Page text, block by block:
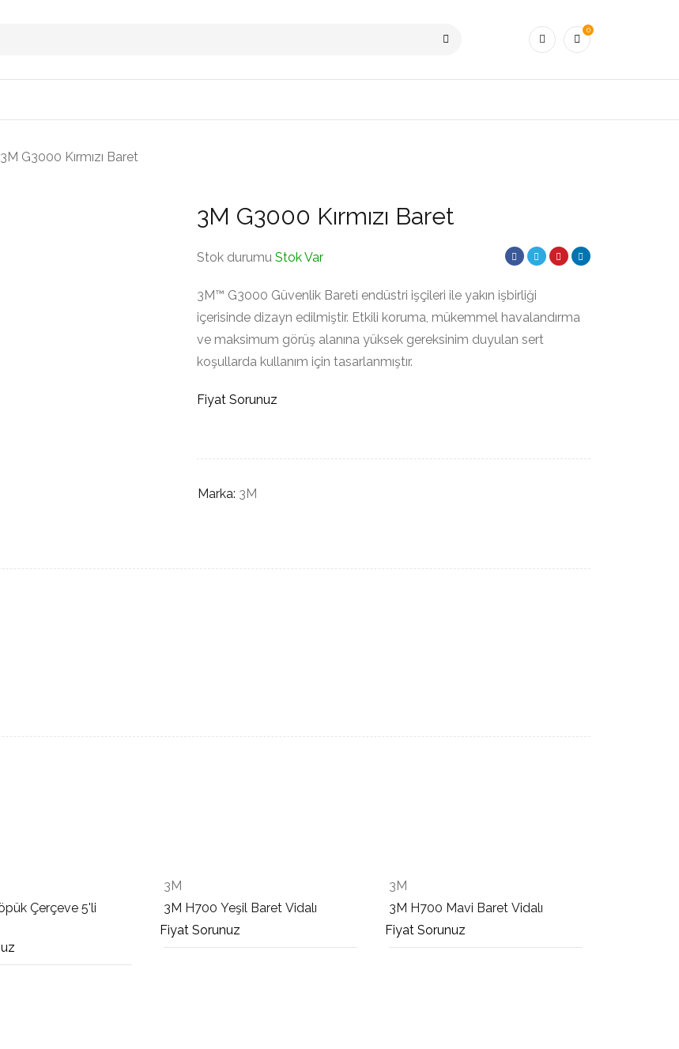
0
3M G3000 Kırmızı Baret
3M G3000 Kırmızı Baret
Stok durumu Stok Var
3M™ G3000 Güvenlik Bareti endüstri işçileri ile yakın işbirliği
içerisinde dizayn edilmiştir. Etkili koruma, mükemmel havalandırma
ve maksimum görüş alanına yüksek gereksinim duyulan sert
koşullarda kullanım için tasarlanmıştır.
Fiyat Sorunuz
Marka: 3M
Çerçeve 5'li
3M
3M H700 Yeşil Baret Vidalı
Fiyat Sorunuz
3M
3M H700 Mavi Baret Vidalı
Fiyat Sorunuz